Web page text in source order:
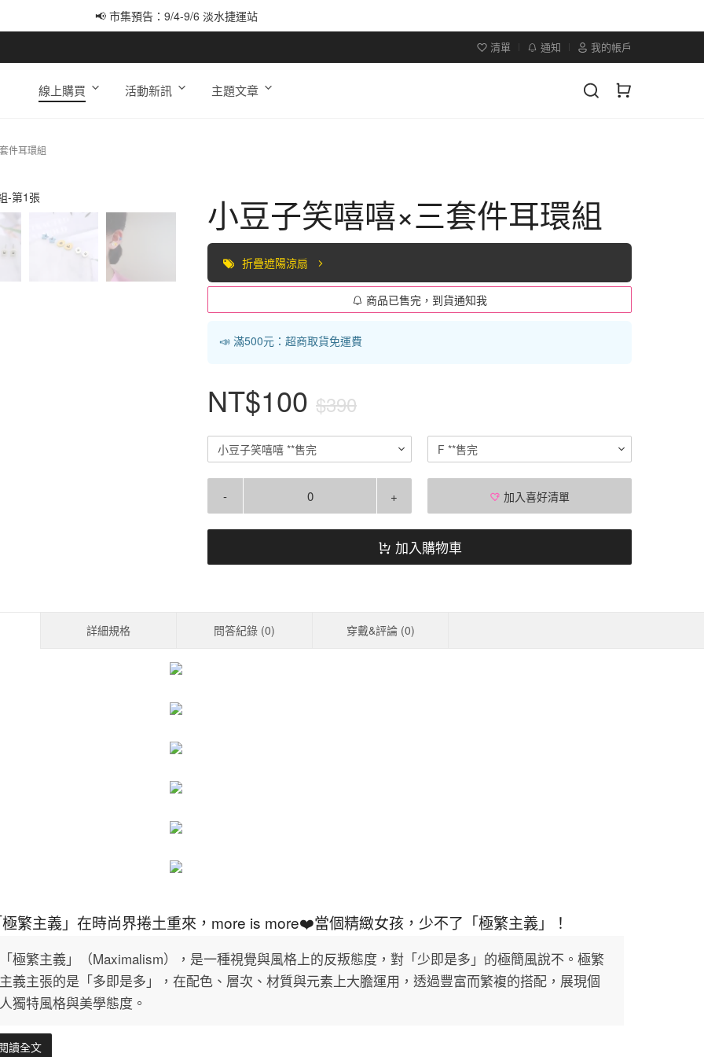
📢 市集預告：9/4-9/6 淡水捷運站
清單 通知 我的帳戶
線上購買 活動新訊 主題文章
件耳環組
小豆子笑嘻嘻×三套件耳環組
折疊遮陽涼扇
商品已售完，到貨通知我
📣 滿500元：超商取貨免運費
NT$100 $390
小豆子笑嘻嘻 **售完 F **售完
- + 加入喜好清單
加入購物車
詳細規格 問答紀錄 (0) 穿戴&評論 (0)
繁主義」在時尚界捲土重來，more is more❤️當個精緻女孩，少不了「極繁主義」！
「極繁主義」（Maximalism），是一種視覺與風格上的反叛態度，對「少即是多」的極簡風說不。極繁
主義主張的是「多即是多」，在配色、層次、材質與元素上大膽運用，透過豐富而繁複的搭配，展現個
人獨特風格與美學態度。
讀全文